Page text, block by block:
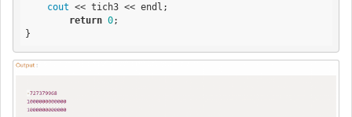
cout << tich3 << endl;
return 0;
}